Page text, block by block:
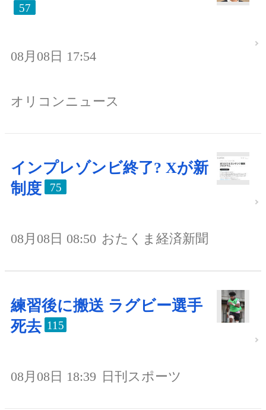
57
08月08日 17:54
オリコンニュース
インプレゾンビ終了? Xが新
制度
75
08月08日 08:50 おたくま経済新聞
練習後に搬送 ラグビー選手
死去 115
08月08日 18:39 日刊スポーツ